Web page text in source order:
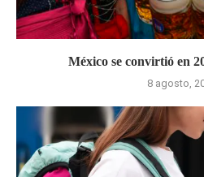
México se convirtió en
8 agosto,